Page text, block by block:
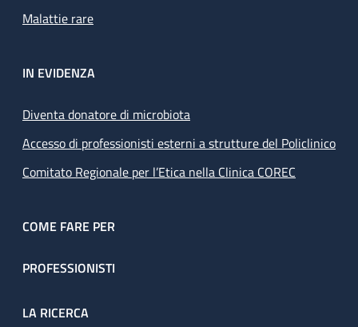
Malattie rare
IN EVIDENZA
Diventa donatore di microbiota
Accesso di professionisti esterni a strutture del Policlinico
Comitato Regionale per l’Etica nella Clinica COREC
COME FARE PER
PROFESSIONISTI
LA RICERCA